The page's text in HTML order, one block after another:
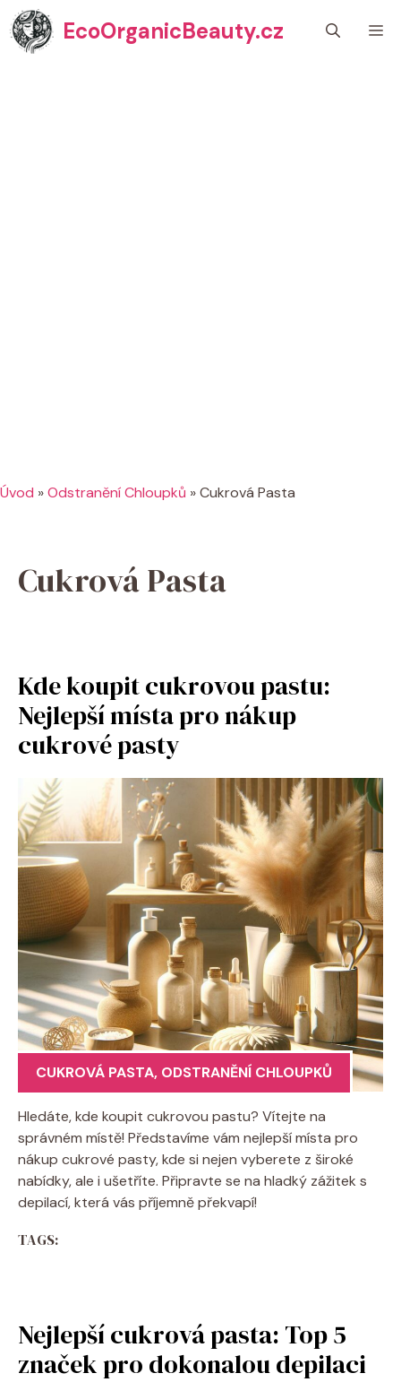
Přeskočit
na
obsah
EcoOrganicBeauty.cz
Úvod »Odstranění Chloupků »Cukrová Pasta
Cukrová Pasta
Kde koupit cukrovou pastu:
Nejlepší místa pro nákup
cukrové pasty
CUKROVÁ PASTA, ODSTRANĚNÍ CHLOUPKŮ
Hledáte, kde koupit cukrovou pastu? Vítejte na
správném místě! Představíme vám nejlepší místa pro
nákup cukrové pasty, kde si nejen vyberete z široké
nabídky, ale i ušetříte. Připravte se na hladký zážitek s
depilací, která vás příjemně překvapí!
TAGS:
Nejlepší cukrová pasta: Top 5
značek pro dokonalou depilaci